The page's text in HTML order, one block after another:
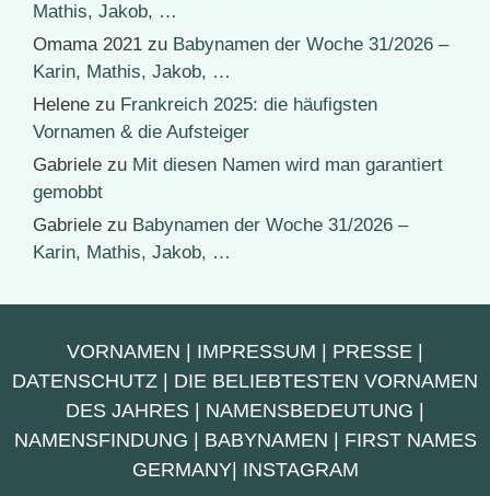
Mathis, Jakob, …
Omama 2021 zu Babynamen der Woche 31/2026 –
Karin, Mathis, Jakob, …
Helene zu Frankreich 2025: die häufigsten
Vornamen & die Aufsteiger
Gabriele zu Mit diesen Namen wird man garantiert
gemobbt
Gabriele zu Babynamen der Woche 31/2026 –
Karin, Mathis, Jakob, …
VORNAMEN IMPRESSUM PRESSE
DATENSCHUTZ
DIE BELIEBTESTEN VORNAMEN
DES JAHRES
NAMENSBEDEUTUNG
NAMENSFINDUNG
BABYNAMEN
FIRST NAMES
GERMANY| INSTAGRAM